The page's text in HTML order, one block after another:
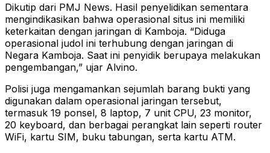
Dikutip dari PMJ News. Hasil penyelidikan sementara
mengindikasikan bahwa operasional situs ini memiliki
keterkaitan dengan jaringan di Kamboja. “Diduga
operasional judol ini terhubung dengan jaringan di
Negara Kamboja. Saat ini penyidik berupaya melakukan
pengembangan,” ujar Alvino.
Polisi juga mengamankan sejumlah barang bukti yang
digunakan dalam operasional jaringan tersebut,
termasuk 19 ponsel, 8 laptop, 7 unit CPU, 23 monitor,
20 keyboard, dan berbagai perangkat lain seperti router
WiFi, kartu SIM, buku tabungan, serta kartu ATM.